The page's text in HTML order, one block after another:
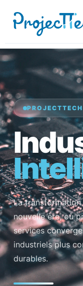
La transformation
nouvelle ère, où
services
industriels plus
durables.